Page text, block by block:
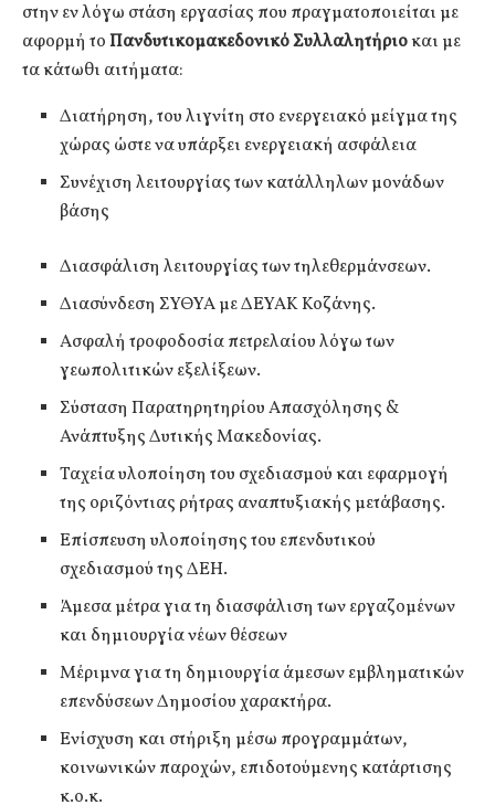
στην εν λόγω στάση εργασίας που πραγματοποιείται με
αφορμή τοΠανδυτικομακεδονικό Συλλαλητήριοκαι με
τα κάτωθι αιτήματα:
Διατήρηση, του λιγνίτη στο ενεργειακό μείγμα της
χώρας ώστε να υπάρξει ενεργειακή ασφάλεια
Συνέχιση λειτουργίας των κατάλληλων μονάδων
βάσης
Διασφάλιση λειτουργίας των τηλεθερμάνσεων.
Διασύνδεση ΣΥΘΥΑ με ΔΕΥΑΚ Κοζάνης.
Ασφαλή τροφοδοσία πετρελαίου λόγω των
γεωπολιτικών εξελίξεων.
Σύσταση Παρατηρητηρίου Απασχόλησης &
Ανάπτυξης Δυτικής Μακεδονίας.
Ταχεία υλοποίηση του σχεδιασμού και εφαρμογή
της οριζόντιας ρήτρας αναπτυξιακής μετάβασης.
Επίσπευση υλοποίησης του επενδυτικού
σχεδιασμού της ΔΕΗ.
Άμεσα μέτρα για τη διασφάλιση των εργαζομένων
και δημιουργία νέων θέσεων
Μέριμνα για τη δημιουργία άμεσων εμβληματικών
επενδύσεων Δημοσίου χαρακτήρα.
Ενίσχυση και στήριξη μέσω προγραμμάτων,
κοινωνικών παροχών, επιδοτούμενης κατάρτισης
κ.ο.κ.